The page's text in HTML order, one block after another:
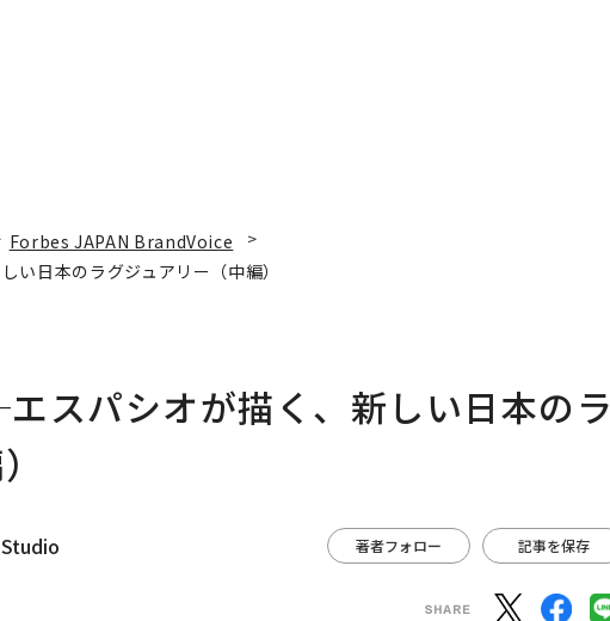
Forbes JAPAN BrandVoice
い日本のラグジュアリー（中編）
スパシオが描く、新しい日本のラ
著者フォロー 記事を保存